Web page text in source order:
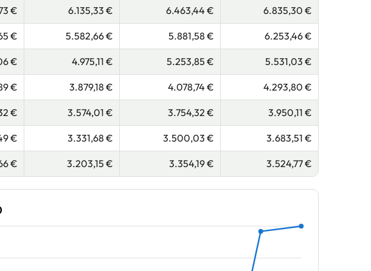
€ 6.135,33 € 6.463,44 € 6.835,30 €
€ 5.582,66 € 5.881,58 € 6.253,46 €
€ 4.975,11 € 5.253,85 € 5.531,03 €
€ 3.879,18 € 4.078,74 € 4.293,80 €
€ 3.574,01 € 3.754,32 € 3.950,11 €
€ 3.331,68 € 3.500,03 € 3.683,51 €
€ 3.203,15 € 3.354,19 € 3.524,77 €